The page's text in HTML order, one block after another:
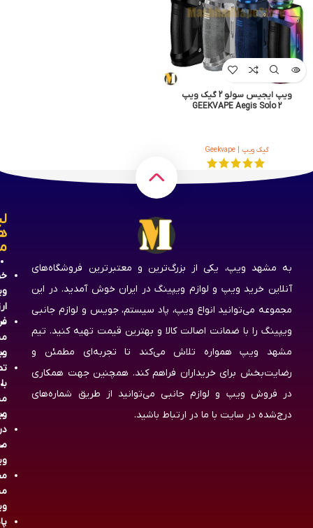
ویپ ایجیس سولو 2 گیک ویپ
GEEKVAPE Aegis Solo 2
گیک ویپ | Geekvape
به مشهد ویپ، یکی از بزرگ‌ترین و معتبرترین فروشگاه‌های
آنلاین خرید ویپ و لوازم ویپینگ در ایران خوش آمدید. در این
مجموعه می‌توانید انواع ویپ، پاد سیستم، جویس و لوازم جانبی
ویپینگ را با ضمانت اصالت کالا و بهترین قیمت تهیه کنید. تیم
مشهد ویپ همواره تلاش می‌کند تا تجربه‌ای مطمئن و
رضایت‌بخش برای خریداران فراهم کند. همچنین جهت همکاری
در فروش ویپ و لوازم جانبی می‌توانید از طریق شماره‌های
درج‌شده در سایت با ما در ارتباط باشید.
با